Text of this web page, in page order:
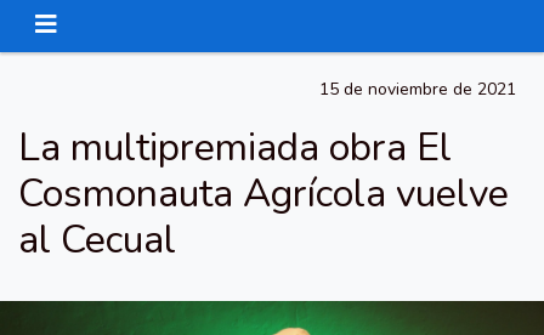
15 de noviembre de 2021
La multipremiada obra El
Cosmonauta Agrícola vuelve
al Cecual